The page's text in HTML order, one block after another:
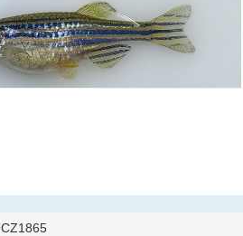
CZ1865